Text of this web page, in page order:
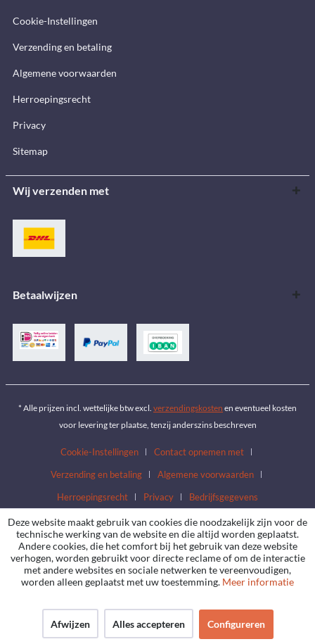
Cookie-Instellingen
Verzending en betaling
Algemene voorwaarden
Herroepingsrecht
Privacy
Sitemap
Wij verzenden met
Betaalwijzen
* Alle prijzen incl. wettelijke btw excl. verzendingskosten en eventueel kosten
voor levering ter plaatse, tenzij anderszins beschreven
Cookie-Instellingen
Contact opnemen met
Verzending en betaling
Algemene voorwaarden
Herroepingsrecht
Privacy Bedrijfsgegevens
Deze website maakt gebruik van cookies die noodzakelijk zijn voor de
technische werking van de website en die altijd worden geplaatst.
Andere cookies, die het comfort bij het gebruik van deze website
verhogen, worden gebruikt voor directe reclame of om de interactie
met andere websites en sociale netwerken te vereenvoudigen,
worden alleen geplaatst met uw toestemming. Meer informatie
Afwijzen Alles accepteren Configureren